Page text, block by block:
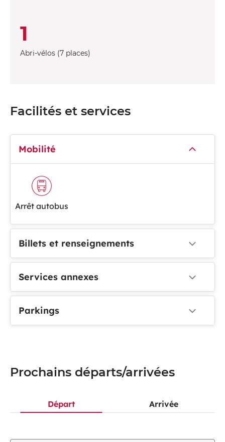
1
Abri-vélos (7 places)
Facilités et services
Mobilité
Arrêt autobus
Billets et renseignements
Services annexes
Parkings
Prochains départs/arrivées
Départ Arrivée